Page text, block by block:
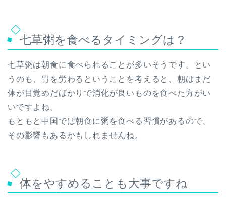
七草粥を食べるタイミングは？
七草粥は朝食に食べられることが多いそうです。とい
うのも、胃を労わるということを考えると、朝はまだ
体が目覚めだばかりで消化が良いものを食べた方がい
いですよね。
もともと中国では朝食に粥を食べる習慣があるので、
その影響もあるかもしれませんね。
体をやすめることも大事ですね